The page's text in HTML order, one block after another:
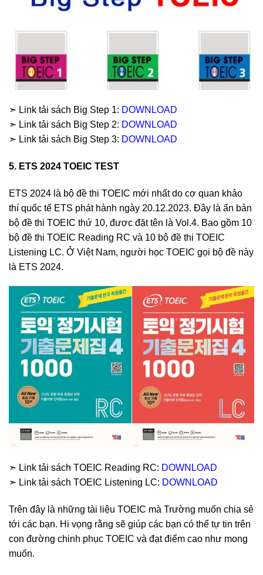
➣ Link tải sách Big Step 1: DOWNLOAD
➣ Link tải sách Big Step 2: DOWNLOAD
➣ Link tải sách Big Step 3: DOWNLOAD
5. ETS 2024 TOEIC TEST
ETS 2024 là bộ đề thi TOEIC mới nhất do cơ quan khảo
thí quốc tế ETS phát hành ngày 20.12.2023. Đây là ấn bản
bộ đề thi TOEIC thứ 10, được đặt tên là Vol.4. Bao gồm 10
bộ đề thi TOEIC Reading RC và 10 bộ đề thi TOEIC
Listening LC. Ở Việt Nam, người học TOEIC gọi bộ đề này
là ETS 2024.
➣ Link tải sách TOEIC Reading RC: DOWNLOAD
➣ Link tải sách TOEIC Listening LC: DOWNLOAD
Trên đây là những tài liệu TOEIC mà Trường muốn chia sẻ
tới các bạn. Hi vọng rằng sẽ giúp các bạn có thể tự tin trên
con đường chinh phục TOEIC và đạt điểm cao như mong
muốn.